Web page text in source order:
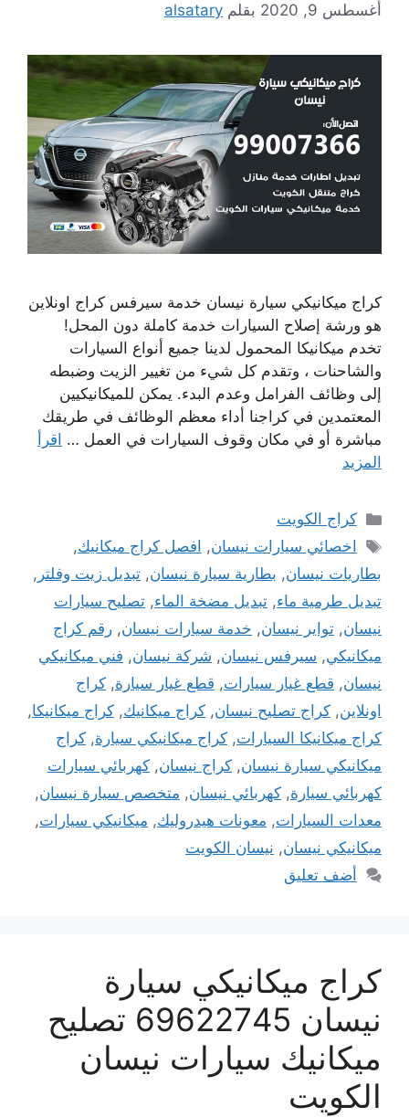
أغسطس 9, 2020 بقلم alsatary
كراج ميكانيكي سيارة نيسان خدمة سيرفس كراج اونلاين
هو ورشة إصلاح السيارات خدمة كاملة دون المحل!
تخدم ميكانيكا المحمول لدينا جميع أنواع السيارات
والشاحنات ، وتقدم كل شيء من تغيير الزيت وضبطه
إلى وظائف الفرامل وعدم البدء. يمكن للميكانيكيين
المعتمدين في كراجنا أداء معظم الوظائف في طريقك
مباشرة أو في مكان وقوف السيارات في العمل … اقرأ
المزيد
التصنيفات
كراج الكويت
الوسوم
اخصائي سيارات نيسان, افصل كراج ميكانيك,
بطاريات نيسان, بطارية سيارة نيسان, تبديل زيت وفلتر ,
تبديل طرمية ماء, تبديل مضخة الماء, تصليح سيارات
نيسان, تواير نيسان, خدمة سيارات نيسان, رقم كراج
ميكانيكي, سيرفس نيسان, شركة نيسان, فني ميكانيكي
نيسان, قطع غيار سيارات, قطع غيار سيارة, كراج
اونلاين, كراج تصليح نيسان, كراج ميكانيك, كراج ميكانيكا,
كراج ميكانيكا السيارات, كراج ميكانيكي سيارة, كراج
ميكانيكي سيارة نيسان, كراج نيسان, كهربائي سيارات
كهربائي سيارة, كهربائي نيسان, متخصص سيارة نيسان,
معدات السيارات, معونات هيدروليك, ميكانيكي سيارات,
ميكانيكي نيسان, نيسان الكويت
أضف تعليق
كراج ميكانيكي سيارة
نيسان 69622745 تصليح
ميكانيك سيارات نيسان
الكويت